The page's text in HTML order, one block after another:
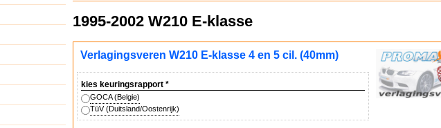
1995-2002 W210 E-klasse
Verlagingsveren W210 E-klasse 4 en 5 cil. (40mm)
kies keuringsrapport *
GOCA (Belgie)
TüV (Duitsland/Oostenrijk)